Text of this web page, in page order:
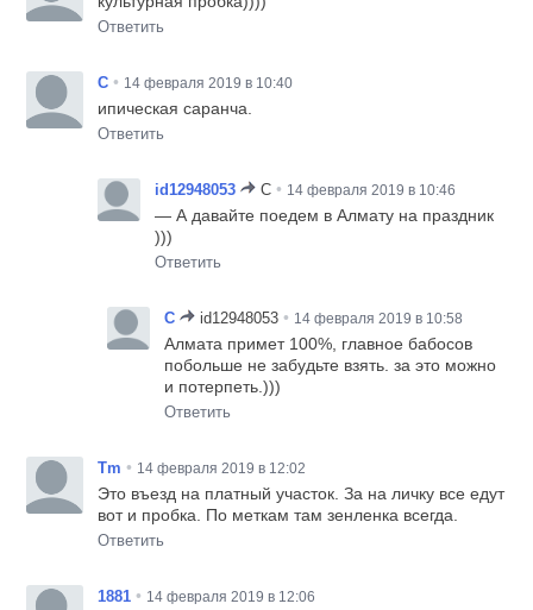
Ответить
C • 14 февраля 2019 в 10:40
ипическая саранча.
Ответить
id12948053 C • 14 февраля 2019 в 10:46
— А давайте поедем в Алмату на праздник
)))
Ответить
C id12948053 • 14 февраля 2019 в 10:58
Алмата примет 100%, главное бабосов
побольше не забудьте взять. за это можно
и потерпеть.)))
Ответить
Tm • 14 февраля 2019 в 12:02
Это въезд на платный участок. За на личку все едут
вот и пробка. По меткам там зенленка всегда.
Ответить
1881 • 14 февраля 2019 в 12:06